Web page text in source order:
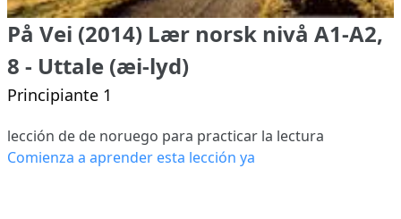
På Vei (2014) Lær norsk nivå A1-A2,
8 - Uttale (æi-lyd)
Principiante 1
lección de de noruego para practicar la lectura
Comienza a aprender esta lección ya